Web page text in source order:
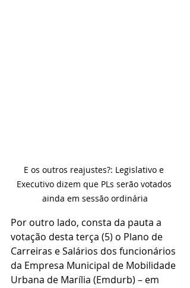
E os outros reajustes?: Legislativo e
Executivo dizem que PLs serão votados
ainda em sessão ordinária
Por outro lado, consta da pauta a
votação desta terça (5) o Plano de
Carreiras e Salários dos funcionários
da Empresa Municipal de Mobilidade
Urbana de Marília (Emdurb) – em